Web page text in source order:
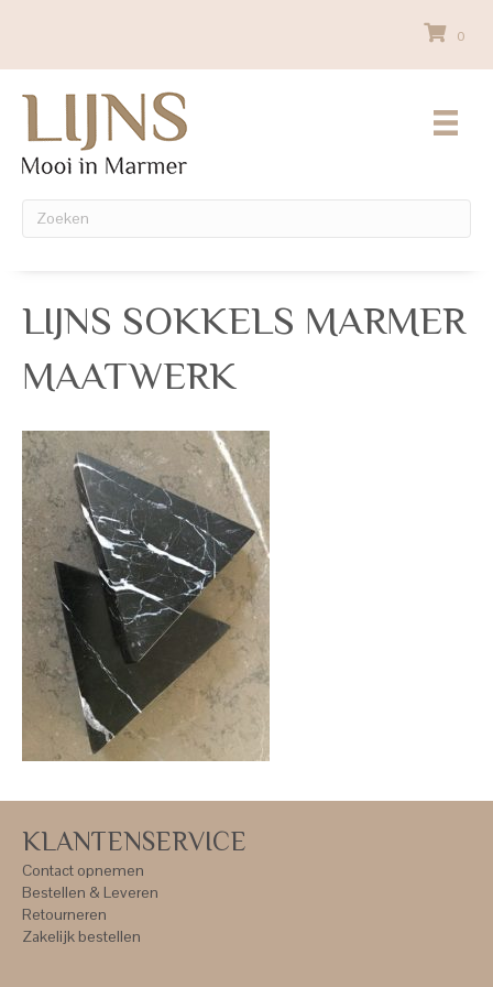
0
LIJNS SOKKELS MARMER
MAATWERK
KLANTENSERVICE
Contact opnemen
Bestellen & Leveren
Retourneren
Zakelijk bestellen